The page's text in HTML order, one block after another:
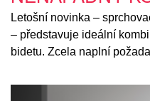
Letošní novinka –
– představuje ideální
bidetu. Zcela naplní